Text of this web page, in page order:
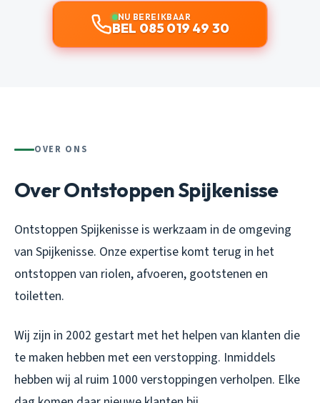
NU BEREIKBAAR
BEL 085 019 49 30
OVER ONS
Over Ontstoppen Spijkenisse
Ontstoppen Spijkenisse is werkzaam in de omgeving
van Spijkenisse. Onze expertise komt terug in het
ontstoppen van riolen, afvoeren, gootstenen en
toiletten.
Wij zijn in 2002 gestart met het helpen van klanten die
te maken hebben met een verstopping. Inmiddels
hebben wij al ruim 1000 verstoppingen verholpen. Elke